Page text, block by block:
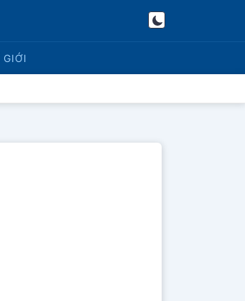
GIỚI